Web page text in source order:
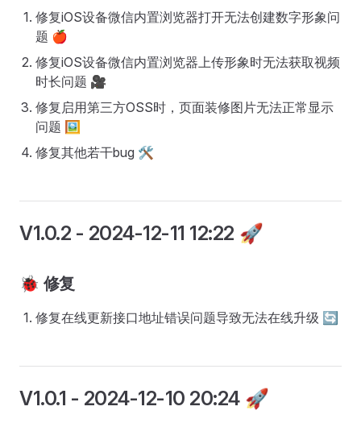
修复iOS设备微信内置浏览器打开无法创建数字形象问
题 🍎
修复iOS设备微信内置浏览器上传形象时无法获取视频
时长问题 🎥
修复启用第三方OSS时，页面装修图片无法正常显示
问题 🖼️
修复其他若干bug 🛠️
V1.0.2 - 2024-12-11 12:22 🚀
🐞 修复
修复在线更新接口地址错误问题导致无法在线升级 🔄
V1.0.1 - 2024-12-10 20:24 🚀